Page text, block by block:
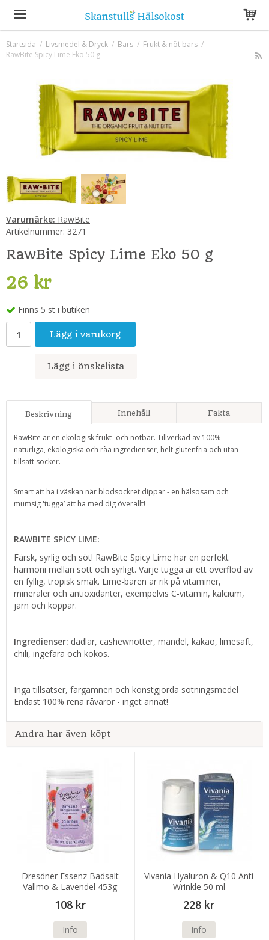
Produkten har blivit tillagd i varukorgen
Startsida / Livsmedel & Dryck / Bars / Frukt & nöt bars /
RawBite Spicy Lime Eko 50 g
Varumärke: RawBite
Artikelnummer: 3271
RawBite Spicy Lime Eko 50 g
26 kr
Finns 5 st i butiken
Lägg i varukorg
Lägg i önskelista
Beskrivning Innehåll Fakta
RawBite är en ekologisk frukt- och nötbar. Tillverkad av 100%
naturliga, ekologiska och råa ingredienser, helt glutenfria och utan
tillsatt socker.
Smart att ha i väskan när blodsockret dippar - en hälsosam och
mumsig 'tugga’ att ha med dig överallt!
RAWBITE SPICY LIME:
Färsk, syrlig och söt! RawBite Spicy Lime har en perfekt
harmoni mellan sött och syrligt. Varje tugga är ett överflöd av
en fyllig, tropisk smak. Lime-baren är rik på vitaminer,
mineraler och antioxidanter, exempelvis C-vitamin, kalcium,
järn och koppar.
Ingredienser: dadlar, cashewnötter, mandel, kakao, limesaft,
chili, ingefära och kokos.
Inga tillsatser, färgämnen och konstgjorda sötningsmedel
Endast 100% rena råvaror - inget annat!
Andra har även köpt
Dresdner Essenz Badsalt
Vallmo & Lavendel 453g
108 kr
Info
Vivania Hyaluron & Q10 Anti
Wrinkle 50 ml
228 kr
Info